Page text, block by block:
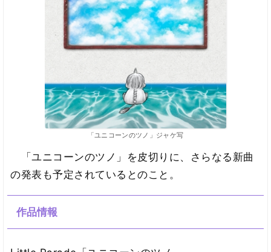
「ユニコーンのツノ」ジャケ写
「ユニコーンのツノ」を皮切りに、さらなる新曲
の発表も予定されているとのこと。
作品情報